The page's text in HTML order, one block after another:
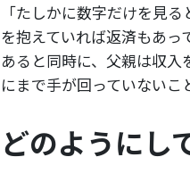
「たしかに数字だけを見
を抱えていれば返済もあ
あると同時に、父親は収
にまで手が回っていないこ
どのようにし